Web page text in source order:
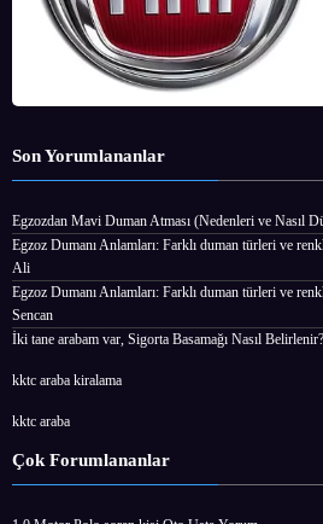
Son Yorumlananlar
Egzozdan Mavi Duman Atması (Nedenleri ve Nasıl
Egzoz Dumanı Anlamları: Farklı duman türleri ve
Ali
Egzoz Dumanı Anlamları: Farklı duman türleri ve
Sencan
İki tane arabam var, Sigorta Basamağı Nasıl Belirlenir?
kktc araba kiralama
kktc araba
Çok Forumlananlar